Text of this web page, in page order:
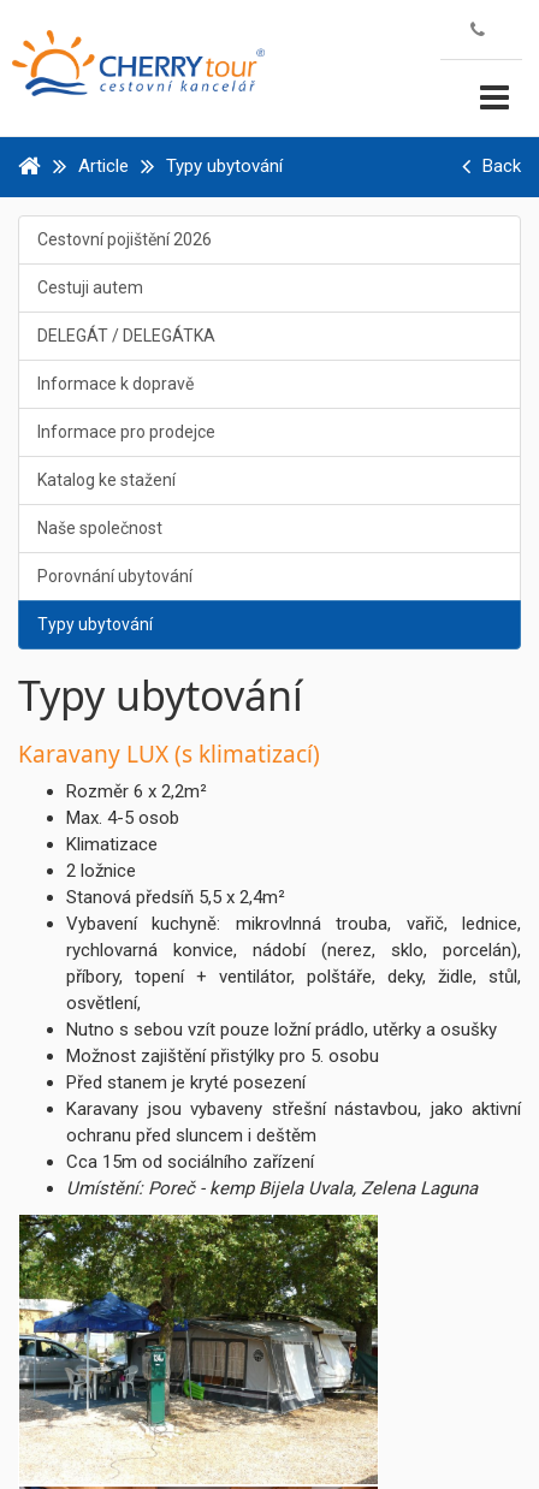
Article Typy ubytování Back
Cestovní pojištění 2026
Cestuji autem
DELEGÁT / DELEGÁTKA
Informace k dopravě
Informace pro prodejce
Katalog ke stažení
Naše společnost
Porovnání ubytování
Typy ubytování
Typy ubytování
Karavany LUX (s klimatizací)
Rozměr 6 x 2,2m²
Max. 4-5 osob
Klimatizace
2 ložnice
Stanová předsíň 5,5 x 2,4m²
Vybavení kuchyně: mikrovlnná trouba, vařič, lednice,
rychlovarná konvice, nádobí (nerez, sklo, porcelán),
příbory, topení + ventilátor, polštáře, deky, židle, stůl,
osvětlení,
Nutno s sebou vzít pouze ložní prádlo, utěrky a osušky
Možnost zajištění přistýlky pro 5. osobu
Před stanem je kryté posezení
Karavany jsou vybaveny střešní nástavbou, jako aktivní
ochranu před sluncem i deštěm
Cca 15m od sociálního zařízení
Umístění: Poreč - kemp Bijela Uvala, Zelena Laguna